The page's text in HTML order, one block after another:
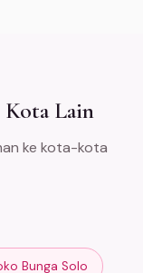
Kota Lain
ke kota-kota
Bunga Solo